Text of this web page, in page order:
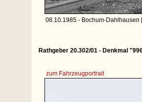
08.10.1985 - Bochum-Dahlhausen
Rathgeber 20.302/01 - Denkmal
zum Fahrzeugportrait